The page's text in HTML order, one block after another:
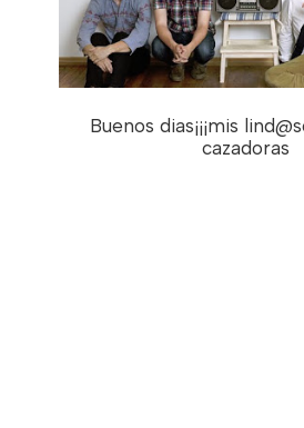
Buenos dias¡¡¡mis
cazadoras